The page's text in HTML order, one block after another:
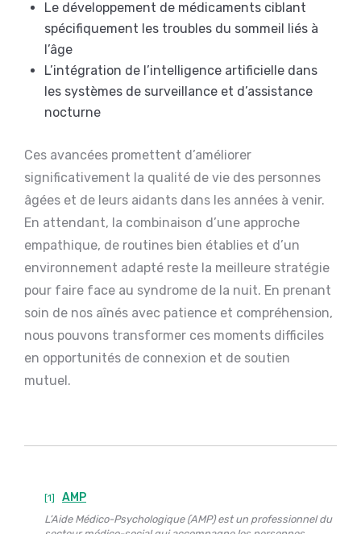
Le développement de médicaments ciblant
spécifiquement les troubles du sommeil liés à
l’âge
L’intégration de l’intelligence artificielle dans
les systèmes de surveillance et d’assistance
nocturne
Ces avancées promettent d’améliorer
significativement la qualité de vie des personnes
âgées et de leurs aidants dans les années à venir.
En attendant, la combinaison d’une approche
empathique, de routines bien établies et d’un
environnement adapté reste la meilleure stratégie
pour faire face au syndrome de la nuit. En prenant
soin de nos aînés avec patience et compréhension,
nous pouvons transformer ces moments difficiles
en opportunités de connexion et de soutien
mutuel.
[1] AMP
L’Aide Médico-Psychologique (AMP) est un professionnel du